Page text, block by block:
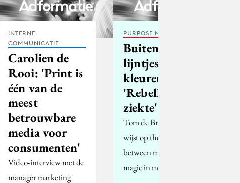
INTERNE
COMMUNICATIE
Carolien de
Rooi: 'Print is
één van de
meest
betrouwbare
media voor
consumenten'
Video-interview met de
manager marketing
PURPOSE MARKETING
Buiten de
lijntjes
kleuren:
'Rebellie is een
ziekte'
Tom de Bruijne (SUE)
wijst op the thin line
between mad and
magic in marketing